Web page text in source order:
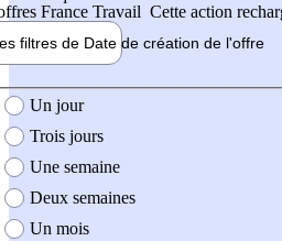
France Travail Cette action
filtres de Date de création de l'offre
création de l'offre
Un jour
Trois jours
Une semaine
Deux semaines
Un mois